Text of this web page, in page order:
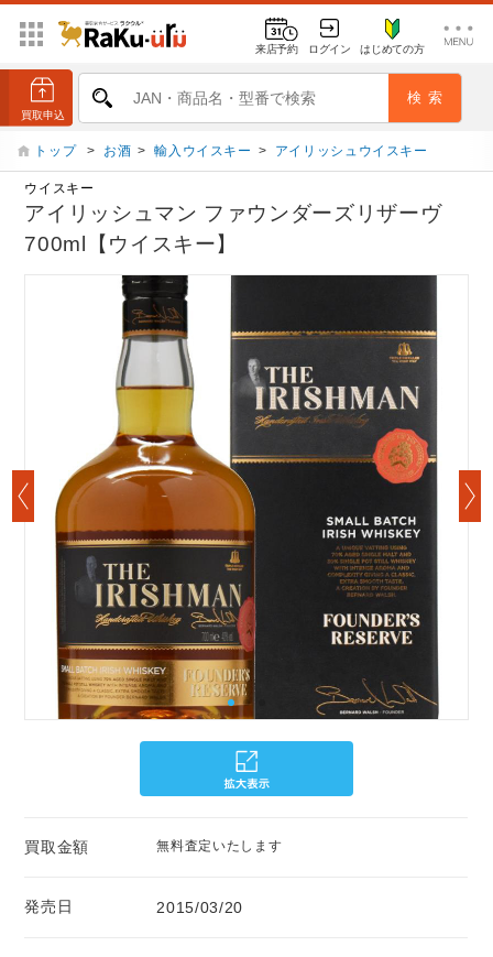
来店予約 ログイン はじめての方
トップ > お酒 > 輸入ウイスキー > アイリッシュウイスキー
ウイスキー
アイリッシュマン ファウンダーズリザーヴ
700ml【ウイスキー】
買取金額 無料査定いたします
発売日 2015/03/20